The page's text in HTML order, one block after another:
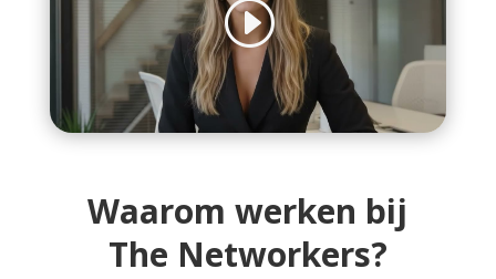
Waarom werken bij
The Networkers?